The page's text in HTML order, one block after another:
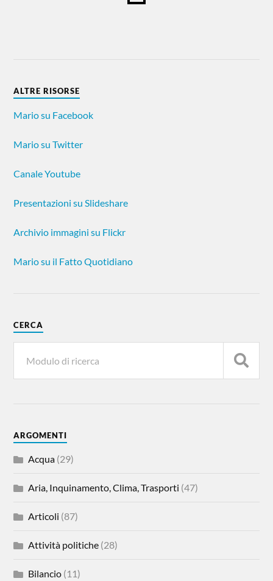
ALTRE RISORSE
Mario su Facebook
Mario su Twitter
Canale Youtube
Presentazioni su Slideshare
Archivio immagini su Flickr
Mario su il Fatto Quotidiano
CERCA
ARGOMENTI
Acqua (29)
Aria, Inquinamento, Clima, Trasporti (47)
Articoli (87)
Attività politiche (28)
Bilancio (11)